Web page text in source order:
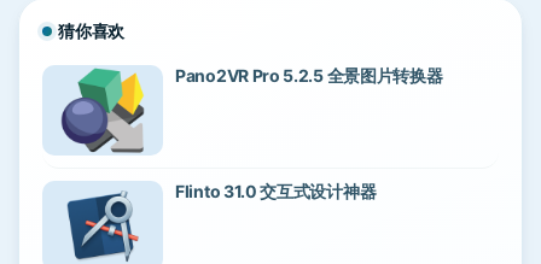
猜你喜欢
Pano2VR Pro 5.2.5 全景图片转换器
Flinto 31.0 交互式设计神器